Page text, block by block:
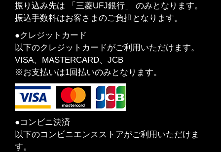
振り込み先は 「三菱UFJ銀行」 のみとなります。
振込手数料はお客さまのご負担となります。
●クレジットカード
以下のクレジットカードがご利用いただけます。
VISA、MASTERCARD、JCB
※お支払いは1回払いのみとなります。
●コンビニ決済
以下のコンビニエンスストアがご利用いただけま
す。